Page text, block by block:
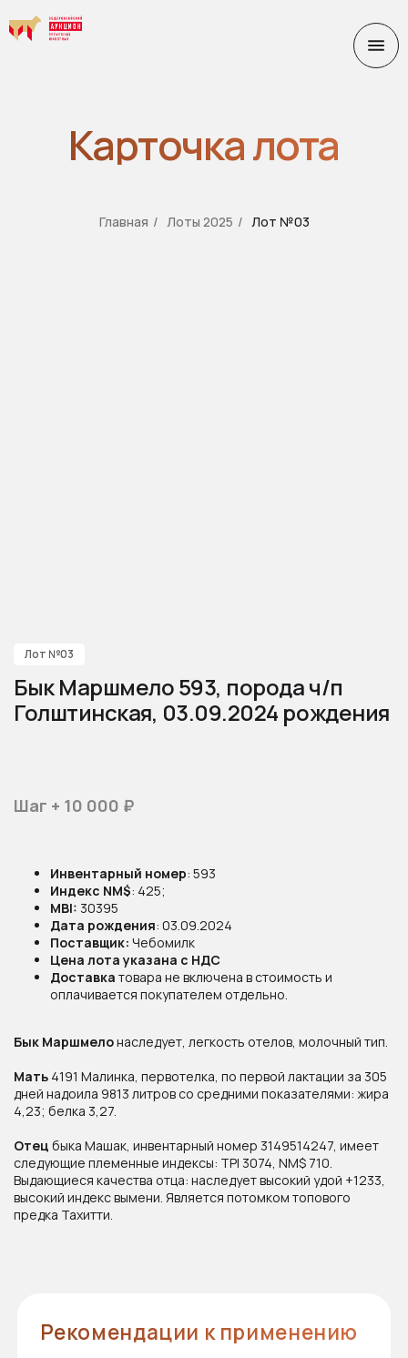
Главная / Лоты 2025 / Лот №03
Бык Маршмело 593, порода ч/п
Голштинская, 03.09.2024 рождения
Лот №03
Шаг + 10 000 ₽
Инвентарный номер: 593
Индекс NM$: 425;
MBI: 30395
Дата рождения: 03.09.2024
Поставщик: Чебомилк
Цена лота указана с НДС
Доставка товара не включена в стоимость и
оплачивается покупателем отдельно.
Бык Маршмелонаследует, легкость отелов, молочный тип.
Мать 4191 Малинка, первотелка, по первой лактации за 305
дней надоила 9813 литров со средними показателями: жира
4,23; белка 3,27.
Отец быка Машак, инвентарный номер 3149514247, имеет
следующие племенные индексы: TPI 3074, NM$ 710.
Выдающиеся качества отца: наследует высокий удой +1233,
высокий индекс вымени. Является потомком топового
предка Тахитти.
Рекомендации к применению
Организациям по искусственному
осеменению сельскохозяйственных
Документы